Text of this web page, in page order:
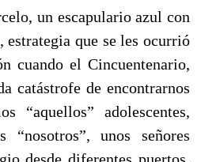
un escapulario azul con
estrategia que se les ocurrió
cuando el Cincuentenario,
catástrofe de encontrarnos
“aquellos” adolescentes,
“nosotros”, unos señores